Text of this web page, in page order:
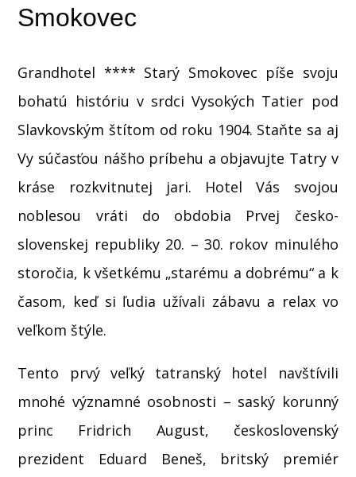
Smokovec
Grandhotel **** Starý Smokovec píše svoju
bohatú históriu v srdci Vysokých Tatier pod
Slavkovským štítom od roku 1904. Staňte sa aj
Vy súčasťou nášho príbehu a objavujte Tatry v
kráse rozkvitnutej jari. Hotel Vás svojou
noblesou vráti do obdobia Prvej česko-
slovenskej republiky 20. – 30. rokov minulého
storočia, k všetkému „starému a dobrému“ a k
časom, keď si ľudia užívali zábavu a relax vo
veľkom štýle.
Tento prvý veľký tatranský hotel navštívili
mnohé významné osobnosti – saský korunný
princ Fridrich August, československý
prezident Eduard Beneš, britský premiér